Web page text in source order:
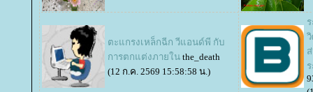
ตะแกรงเหล็กฉีก วีแอนด์พี กับ
การตกแต่งภายใน the_death
(12 ก.ค. 2569 15:58:58 น.)